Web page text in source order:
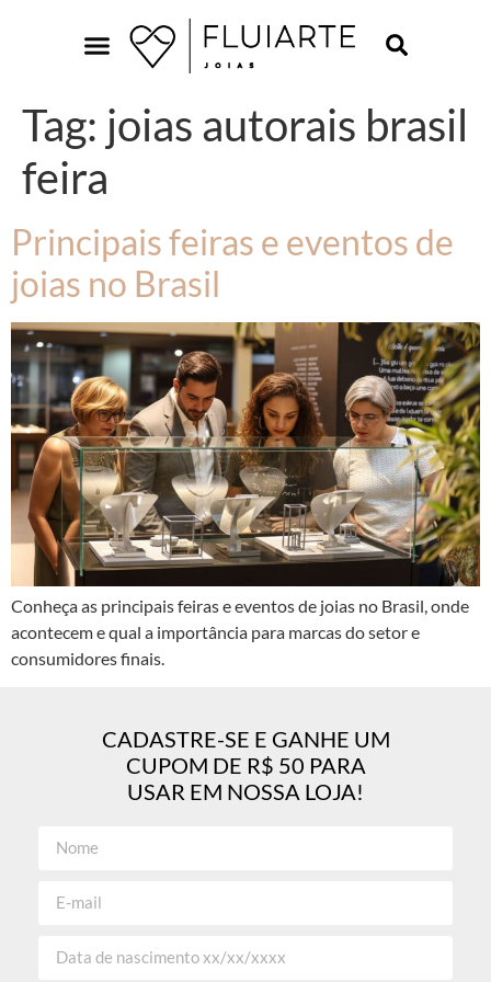
Tag: joias autorais brasil
feira
Principais feiras e eventos de
joias no Brasil
Conheça as principais feiras e eventos de joias no Brasil, onde
acontecem e qual a importância para marcas do setor e
consumidores finais.
CADASTRE-SE E GANHE UM
CUPOM DE R$ 50 PARA
USAR EM NOSSA LOJA!